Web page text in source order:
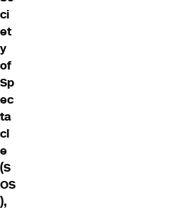
ci
et
y
of
Sp
ec
ta
cl
e
(S
OS
),